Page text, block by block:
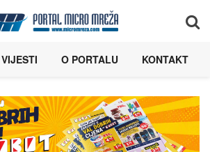
O PORTALU KONTAKT